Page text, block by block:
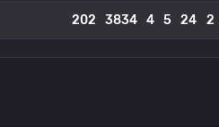
202 3834 4 5 24 2